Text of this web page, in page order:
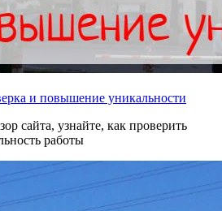
и повышение уникальности
сайта, узнайте, как проверить
работы